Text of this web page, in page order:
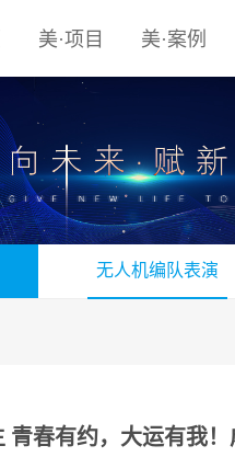
美·项目 美·案例
无人机编队表演
青春有约，大运有我